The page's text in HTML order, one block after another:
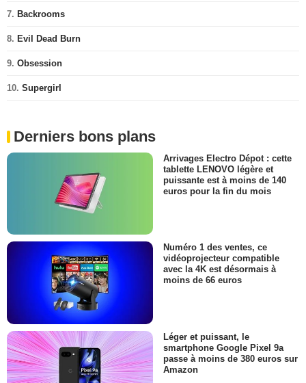
7. Backrooms
8. Evil Dead Burn
9. Obsession
10. Supergirl
Derniers bons plans
Arrivages Electro Dépot : cette
tablette LENOVO légère et
puissante est à moins de 140
euros pour la fin du mois
Numéro 1 des ventes, ce
vidéoprojecteur compatible
avec la 4K est désormais à
moins de 66 euros
Léger et puissant, le
smartphone Google Pixel 9a
passe à moins de 380 euros sur
Amazon